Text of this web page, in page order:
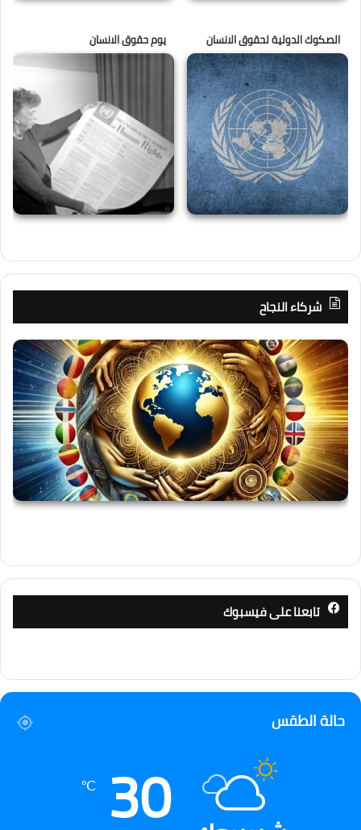
الصكوك الدولية لحقوق الانسان يوم حقوق الانسان
شركاء النجاح
تابعنا على فيسبوك
حالة الطقس
30
℃